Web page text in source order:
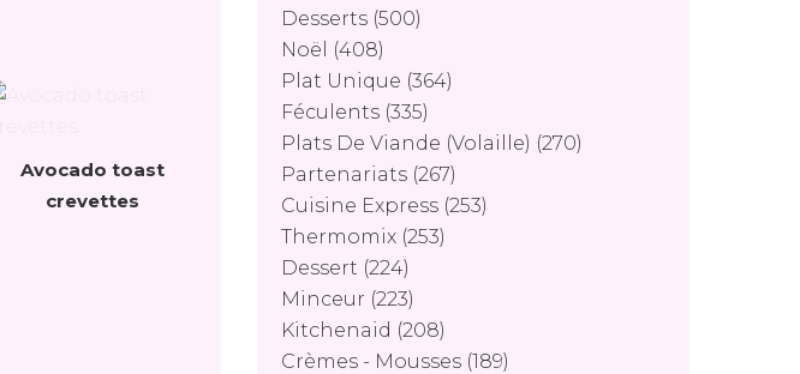
Avocado toast
crevettes
Desserts (500)
Noël
(408)
Plat Unique (364)
Féculents (335)
Plats De Viande (volaille) (270)
Partenariats (267)
Cuisine Express (253)
Thermomix (253)
Dessert (224)
Minceur (223)
Kitchenaid (208)
Crèmes - Mousses (189)